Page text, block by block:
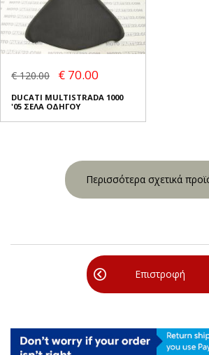
€ 120.00 € 70.00
DUCATI MULTISTRADA 1000
'05 ΣΕΛΑ ΟΔΗΓΟΥ
Περισσότερα σχετικά
Επιστροφή